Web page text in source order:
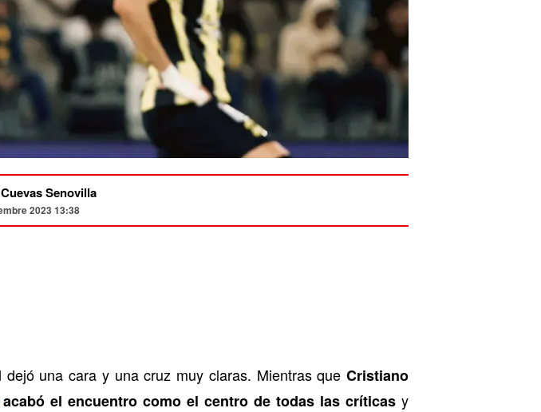
Senovilla
2023 13:38
dejó una cara y una cruz muy claras. Mientras queCristiano
acabó el encuentro como el centro de todas las críticas y